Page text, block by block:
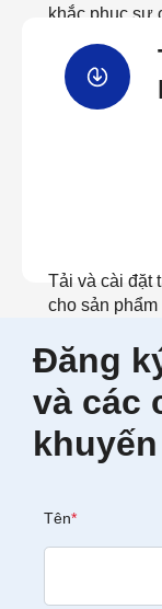
khắc phục sự
Tải và cài đặt
cho sản
Đăng
và các
Tên*